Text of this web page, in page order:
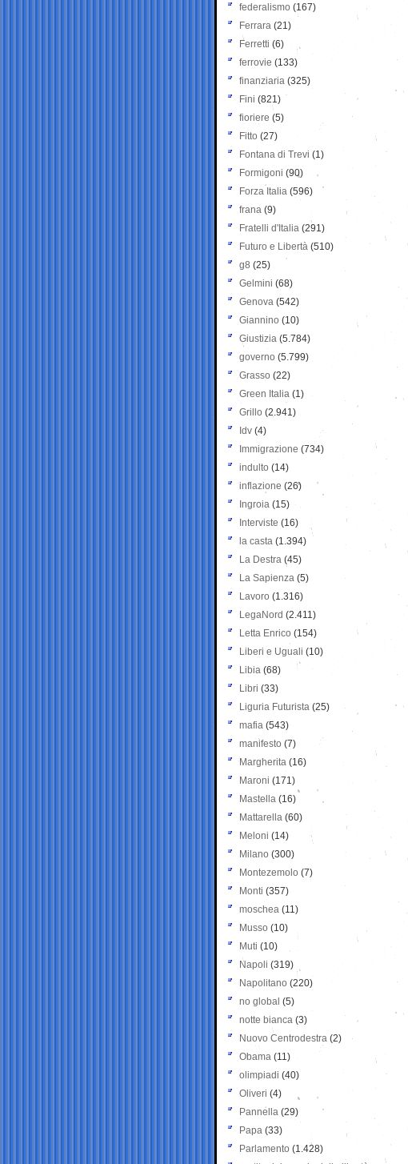
federalismo (167)
Ferrara (21)
Ferretti (6)
ferrovie (133)
finanziaria (325)
Fini (821)
fioriere (5)
Fitto (27)
Fontana di Trevi (1)
Formigoni (90)
Forza Italia (596)
frana (9)
Fratelli d'Italia (291)
Futuro e Libertà (510)
g8 (25)
Gelmini (68)
Genova (542)
Giannino (10)
Giustizia (5.784)
governo (5.799)
Grasso (22)
Green Italia (1)
Grillo (2.941)
Idv (4)
Immigrazione (734)
indulto (14)
inflazione (26)
Ingroia (15)
Interviste (16)
la casta (1.394)
La Destra (45)
La Sapienza (5)
Lavoro (1.316)
LegaNord (2.411)
Letta Enrico (154)
Liberi e Uguali (10)
Libia (68)
Libri (33)
Liguria Futurista (25)
mafia (543)
manifesto (7)
Margherita (16)
Maroni (171)
Mastella (16)
Mattarella (60)
Meloni (14)
Milano (300)
Montezemolo (7)
Monti (357)
moschea (11)
Musso (10)
Muti (10)
Napoli (319)
Napolitano (220)
no global (5)
notte bianca (3)
Nuovo Centrodestra (2)
Obama (11)
olimpiadi (40)
Oliveri (4)
Pannella (29)
Papa (33)
Parlamento (1.428)